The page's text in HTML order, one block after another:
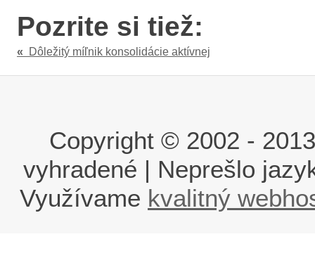
Pozrite si tiež:
« Dôležitý míľnik konsolidácie aktívnej
Copyright © 2002 -
vyhradené | Neprešlo
Využívame kvalitný